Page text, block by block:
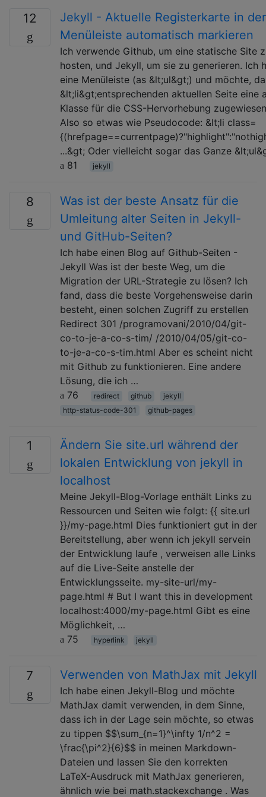
12
Jekyll - Aktuelle Registerkarte in der
Menüleiste automatisch markieren
Ich verwende Github, um eine statische Site
hosten, und Jekyll, um sie zu generieren. Ich
eine Menüleiste (as &lt;ul&gt;) und möchte,
&lt;li&gt;entsprechenden aktuellen Seite eine
Klasse für die CSS-Hervorhebung
Also so etwas wie Pseudocode: &lt;li class=
...&gt; Oder vielleicht sogar das Ganze
81
jekyll
8
Was ist der beste Ansatz für die
Umleitung alter Seiten in Jekyll-
und GitHub-Seiten?
Ich habe einen Blog auf Github-Seiten -
Jekyll Was ist der beste Weg, um die
Migration der URL-Strategie zu lösen? Ich
fand, dass die beste Vorgehensweise darin
besteht, einen solchen Zugriff zu erstellen
Redirect 301 /programovani/2010/04/git-
co-to-je-a-co-s-tim/ /2010/04/05/git-co-
to-je-a-co-s-tim.html Aber es scheint nicht
mit Github zu funktionieren. Eine andere
Lösung, die ich …
76
redirect github
jekyll
http-status-code-301
github-pages
1
Ändern Sie site.url während der
lokalen Entwicklung von jekyll in
localhost
Meine Jekyll-Blog-Vorlage enthält Links zu
Ressourcen und Seiten wie folgt: {{ site.url
}}/my-page.html Dies funktioniert gut in der
Bereitstellung, aber wenn ich jekyll servein
der Entwicklung laufe , verweisen alle Links
auf die Live-Seite anstelle der
Entwicklungsseite. my-site-url/my-
page.html # But I want this in development
localhost:4000/my-page.html Gibt es eine
Möglichkeit, …
75
hyperlink jekyll
7 Verwenden von MathJax mit Jekyll
Ich habe einen Jekyll-Blog und möchte
MathJax damit verwenden, in dem Sinne,
dass ich in der Lage sein möchte, so etwas
zu tippen $$\sum_{n=1}^\infty 1/n^2 =
\frac{\pi^2}{6}$$ in meinen Markdown-
Dateien und lassen Sie den korrekten
LaTeX-Ausdruck mit MathJax generieren,
ähnlich wie bei math.stackexchange . Was